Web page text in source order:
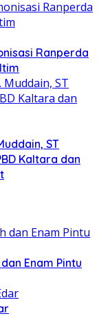
Ranperda
ST
Kaltara dan
Enam Pintu